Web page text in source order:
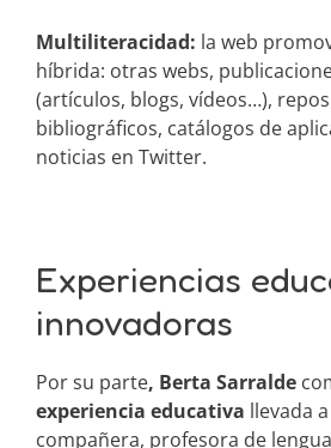
Multiliteracidad: la web
híbrida: otras webs,
(artículos, blogs, vídeos…),
bibliográficos, catálogos de
noticias en Twitter.
Experiencias
innovadoras
Por su parte, Berta Sarralde
experiencia educativa llevada
compañera, profesora de